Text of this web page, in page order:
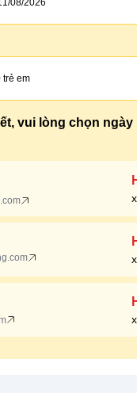
trẻ em
vui lòng chọn